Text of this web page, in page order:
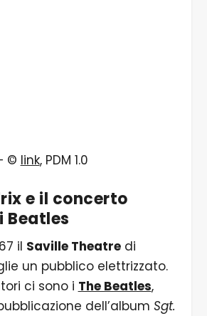
© link, PDM 1.0
e il concerto
Beatles
il Saville Theatredi
un pubblico elettrizzato.
ci sono i The Beatles,
dell’album Sgt.